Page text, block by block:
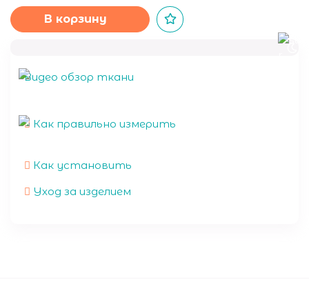
В корзину
Видео обзор ткани
Как правильно измерить
Как установить
Уход за изделием